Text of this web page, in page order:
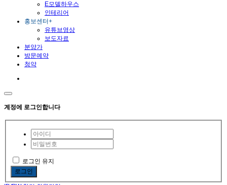
E모델하우스
인테리어
홍보센터+
유튜브영상
보도자료
분양가
방문예약
청약
계정에 로그인합니다
로그인 유지
로그인